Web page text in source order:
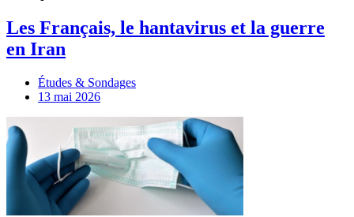
Les Français, le hantavirus et la guerre
en Iran
Études & Sondages
13 mai 2026